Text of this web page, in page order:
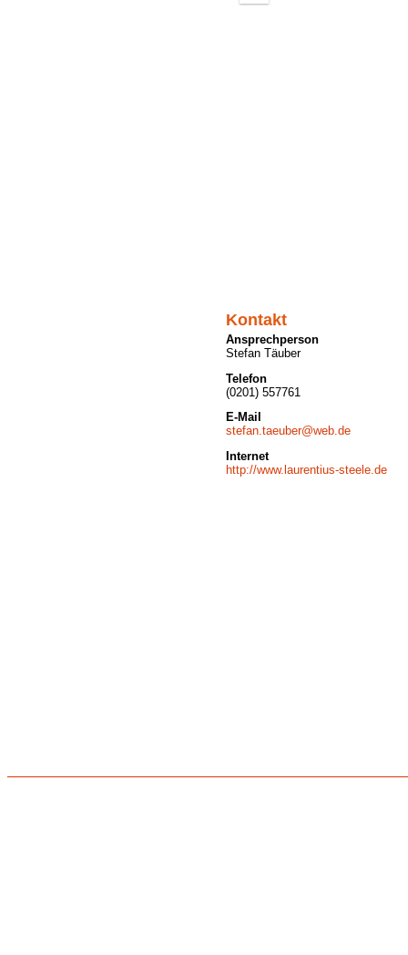
Kontakt
Ansprechperson
Stefan Täuber
Telefon
(0201) 557761
E-Mail
stefan.taeuber@web.de
Internet
http://www.laurentius-steele.de